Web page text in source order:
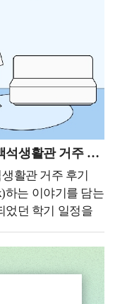
성적표를 출력할
정이 어려울 수
의신청 기간 동안
게 반영되었는지
법과 세부 일정은
통해 다시 한번
수업과 과제를
으셨습니다. 7월
, 지난 학기를
기 바랍니다! 7월
간네 번째로 7월
내에 재입학원과
야 하며, 소정의
[예비 백석인 / 백석인들 위한 Tip] 백석생활관 거주 후기
활관 거주 후기
하는 이야기를 담는
었던 학기 일정을
모든 긴장감과
신만을 위한
합니다! 최근 낮